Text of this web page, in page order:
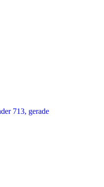
713, gerade